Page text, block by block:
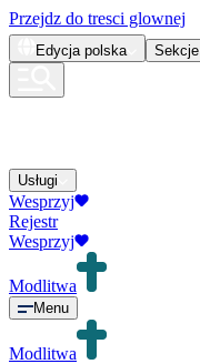
Przejdz do tresci glownej
Edycja polska Sekcje
Usługi
Wesprzyj
Rejestr
Wesprzyj
Modlitwa
Menu
Modlitwa